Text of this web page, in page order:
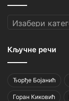
Категорије
Кључне речи
Ђорђе Бојанић
Горан Киковић